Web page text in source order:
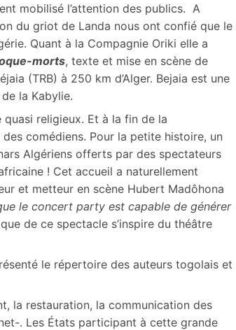
mobilisé l’attention des publics. A
du griot de Landa nous ont confié que le
Quant à la Compagnie Oriki elle a
morts, texte et mise en scène de
(TRB) à 250 km d’Alger. Bejaia est une
la Kabylie.
religieux. Et à la fin de la
comédiens. Pour la petite histoire, un
Algériens offerts par des spectateurs
! Cet accueil a naturellement
et metteur en scène Hubert Madôhona
le concert party est capable de générer
de ce spectacle s’inspire du théâtre
le répertoire des auteurs togolais et
la restauration, la communication des
. Les États participant à cette grande